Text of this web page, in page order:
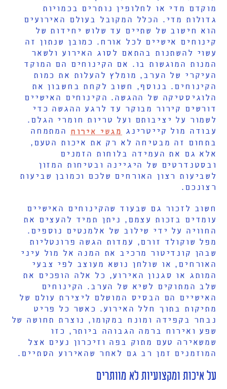
מוקדם מדי או לחלופין נותרים בכמויות
גדולות מדי. הכלל המקובל בעולם האירועים
הוא חישוב של שתיים עד שלוש יחידות של
קינוחים אישיים לכל אורח. כמובן שנתון זה
עשוי להשתנות בהתאם לסוג האירוע ולשאר
המנות המוגשות בו. אם הקינוחים הם המוקד
העיקרי של הערב, מומלץ להעלות את כמות
הקינוחים. בנוסף, חשוב לקחת בחשבון את
הלוגיסטיקה של ההגשה. הקינוחים האישיים
דורשים קירור מבוקר עד לרגע ההגשה כדי
לשמור על יציבותם ועל טריות חומרי הגלם.
עבודה מול קייטרינג מגשי אירוח המתמחה
בתחום זה מבטיחה לא רק את איכות הטעם,
אלא גם את העמידה בלוחות הזמנים
ובסטנדרטים של היגיינה ובטיחות המזון
לשביעות רצון האורחים שלכם וכמובן שביעות
רצונכם.
חשוב לזכור גם שבעוד שהקינוחים האישיים
עומדים בזכות עצמם, ניתן תמיד להעצים את
החוויה על ידי שילוב של אלמנטים נוספים.
מפל שוקולד זורם, עמדות הגשה פרונטליות
שבהן קונדיטור מרכיב את המנה אל מול עיני
האורחים, או שולחן נושא מעוצב לפי צבעי
המותג או סגנון האירוע, כל אלה הופכים את
שלב המתוקים לשיא של הערב. הקינוחים
האישיים הם הבסיס המושלם ליצירת עולם של
מתיקות בתוך חלל האירוע. כאשר כל פריט
נבחר בקפידה ומונח במקומו, נוצרת תחושה של
שפע ואירוח ברמה הגבוהה ביותר, כזו
שמשאירה טעם מתוק בפה וזיכרון נעים אצל
המוזמנים זמן רב גם לאחר שהאירוע הסתיים.
על איכות ומקצועיות לא מוותרים